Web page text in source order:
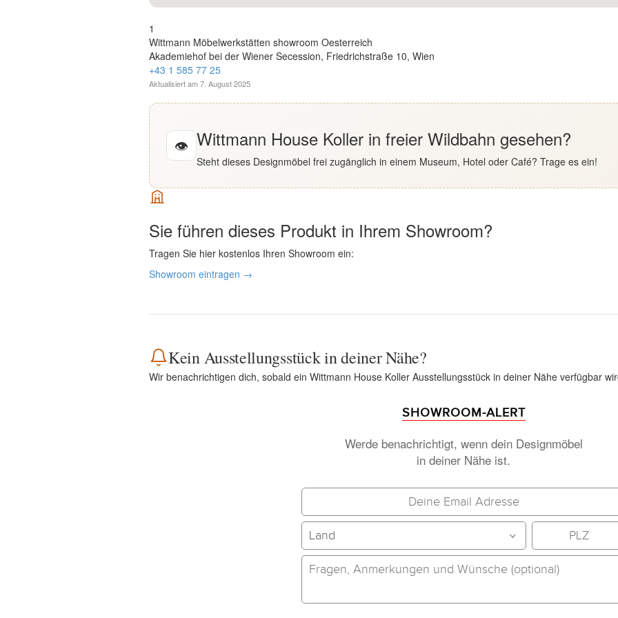
1
Wittmann Möbelwerkstätten showroom Oesterreich
Akademiehof bei der Wiener Secession, Friedrichstraße 10, Wien
+43 1 585 77 25
Aktualisiert am7. August 2025
👁 Wittmann House Koller in freier Wildbahn gesehen?
Steht dieses Designmöbel frei zugänglich in einem Museum, Hotel oder Café? Trage es ein!
Sie führen dieses Produkt in Ihrem Showroom?
Tragen Sie hier kostenlos Ihren Showroom ein:
Showroom eintragen →
Kein Ausstellungsstück in deiner Nähe?
Wir benachrichtigen dich, sobald ein Wittmann House Koller Ausstellungsstück in deiner Nähe verfügbar
SHOWROOM-ALERT
Werde benachrichtigt, wenn dein Designmöbel
in deiner Nähe ist.